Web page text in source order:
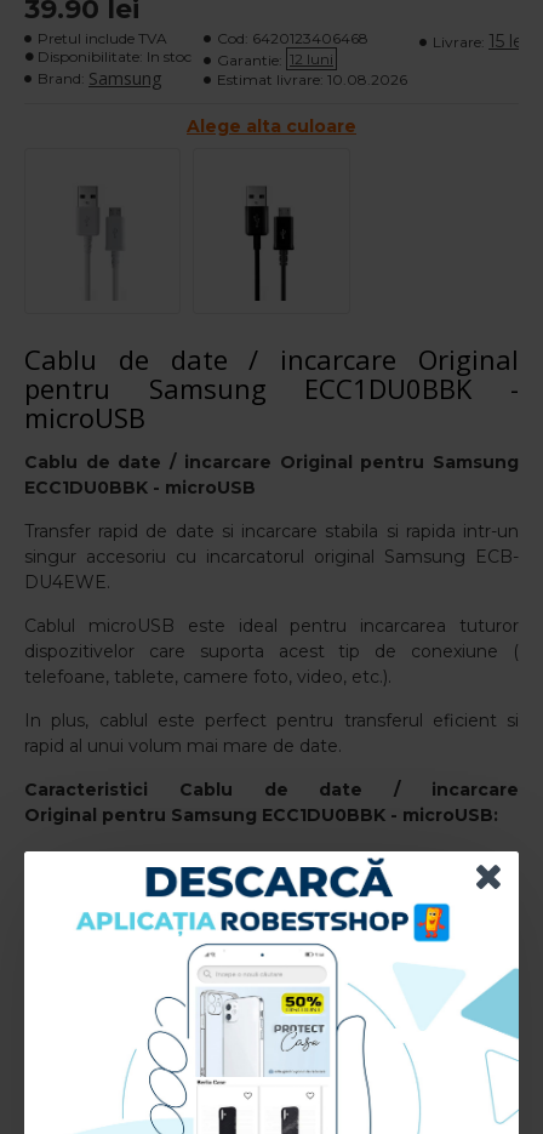
39.90 lei
Pretul include TVA
Disponibilitate: In stoc
Brand: Samsung
Cod: 6420123406468
Garantie: 12 luni
Estimat livrare: 10.08.2026
Livrare: 15 lei
Alege alta culoare
Cablu de date / incarcare Original
pentru Samsung ECC1DU0BBK -
microUSB
Cablu de date / incarcare Original pentru Samsung
ECC1DU0BBK - microUSB
Transfer rapid de date si incarcare stabila si rapida intr-un
singur accesoriu cu incarcatorul original Samsung ECB-
DU4EWE.
Cablul microUSB este ideal pentru incarcarea tuturor
dispozitivelor care suporta acest tip de conexiune (
telefoane, tablete, camere foto, video, etc.).
In plus, cablul este perfect pentru transferul eficient si
rapid al unui volum mai mare de date.
Caracteristici Cablu de date / incarcare
Original pentru Samsung ECC1DU0BBK - microUSB:
Producator: Samsung
Model: ECC1DU0BBK
Tip cablu: Date+ Incarcare
Conexiune: USB-microUSB
Lungime: 1 metru
RECENZII CLIENTI: